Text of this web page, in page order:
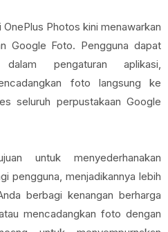
Photos kini menawarkan
Google Foto. Pengguna dapat
pengaturan aplikasi,
foto langsung ke
seluruh perpustakaan Google
untuk menyederhanakan
pengguna, menjadikannya lebih
berbagi kenangan berharga
mencadangkan foto dengan